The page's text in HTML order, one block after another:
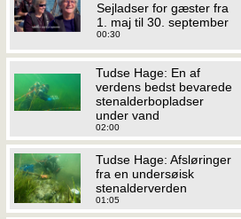
Sejladser for gæster fra
1. maj til 30. september
00:30
Tudse Hage: En af
verdens bedst bevarede
stenalderbopladser
under vand
02:00
Tudse Hage: Afsløringer
fra en undersøisk
stenalderverden
01:05